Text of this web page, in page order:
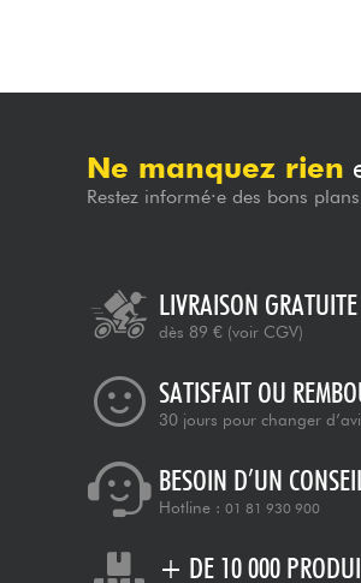
Ne manquez rien
Restez informé·e des bons
LIVRAISON GRATUITE
dès 89 € (voir CGV)
SATISFAIT OU
30 jours pour changer
BESOIN D’UN
Hotline : 01 81 930 900
+ DE 10 000